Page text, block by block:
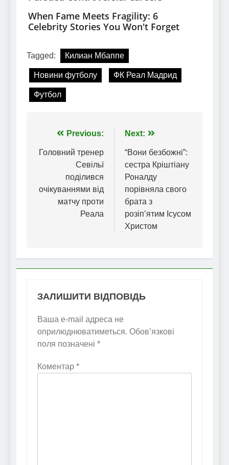
Tagged: Килиан Мбаппе
Новини футболу ФК Реал Мадрид
Футбол
Навігація
записів
Previous:
Головний тренер
Севільї
поділився
очікуваннями від
матчу проти
Реала
Next:
“Вони безбожні”:
сестра Кріштіану
Роналду
порівняла свого
брата з
розіп’ятим Ісусом
Христом
ЗАЛИШИТИ ВІДПОВІДЬ
Ваша e-mail адреса не
оприлюднюватиметься. Обов’язкові
поля позначені *
Коментар *